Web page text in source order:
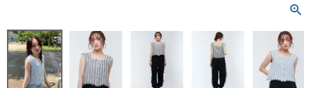
はじめてご利用の方へ
お問い合わせ